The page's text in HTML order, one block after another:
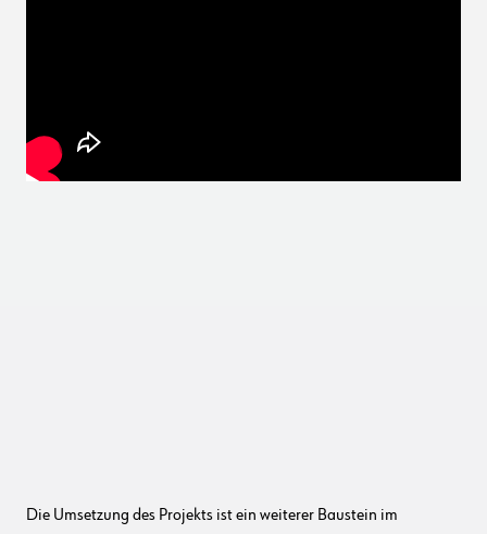
Die Umsetzung des Projekts ist ein weiterer Baustein im